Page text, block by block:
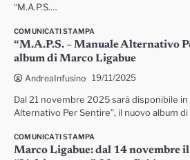
“M.A.P.S.…
COMUNICATI STAMPA
“M.A.P.S. – Manuale Alternativo
album di Marco Ligabue
AndreaInfusino 19/11/2025
Dal 21 novembre 2025 sarà disponibile in
Alternativo Per Sentire”, il nuovo album
COMUNICATI STAMPA
Marco Ligabue: dal 14 novembre